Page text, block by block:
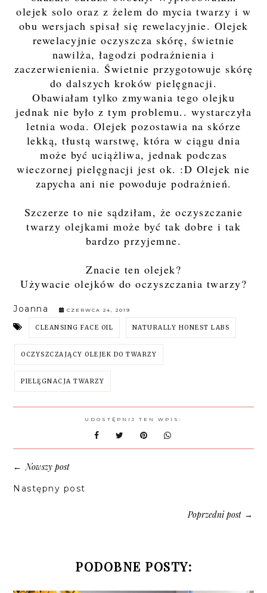
olejek solo oraz z żelem do mycia twarzy i w
obu wersjach spisał się rewelacyjnie. Olejek
rewelacyjnie oczyszcza skórę, świetnie
nawilża, łagodzi podrażnienia i
zaczerwienienia. Świetnie przygotowuje skórę
do dalszych kroków pielęgnacji.
Obawiałam tylko zmywania tego olejku
jednak nie było z tym problemu.. wystarczyła
letnia woda. Olejek pozostawia na skórze
lekką, tłustą warstwę, która w ciągu dnia
może być uciążliwa, jednak podczas
wieczornej pielęgnacji jest ok. :D Olejek nie
zapycha ani nie powoduje podrażnień.
Szczerze to nie sądziłam, że oczyszczanie
twarzy olejkami może być tak dobre i tak
bardzo przyjemne.
Znacie ten olejek?
Używacie olejków do oczyszczania twarzy?
Joanna CZERWCA 24, 2019
CLEANSING FACE OIL NATURALLY HONEST LABS
OCZYSZCZAJĄCY OLEJEK DO TWARZY
PIELĘGNACJA TWARZY
UDOSTĘPNIJ TEN WPIS:
←Nowszy post
Następny post
Poprzedni post→
PODOBNE POSTY: